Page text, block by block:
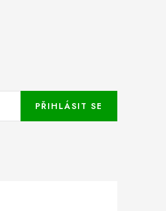
PŘIHLÁSIT SE